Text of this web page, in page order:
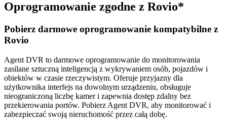
Oprogramowanie zgodne z Rovio*
Pobierz darmowe oprogramowanie kompatybilne z
Rovio
Agent DVR to darmowe oprogramowanie do monitorowania
zasilane sztuczną inteligencją z wykrywaniem osób, pojazdów i
obiektów w czasie rzeczywistym. Oferuje przyjazny dla
użytkownika interfejs na dowolnym urządzeniu, obsługuje
nieograniczoną liczbę kamer i zapewnia dostęp zdalny bez
przekierowania portów. Pobierz Agent DVR, aby monitorować i
zabezpieczać swoją nieruchomość przez całą dobę.